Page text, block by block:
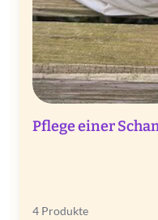
Pflege einer
4 Produkte